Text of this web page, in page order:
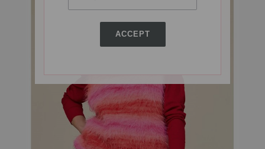
ACCEPT